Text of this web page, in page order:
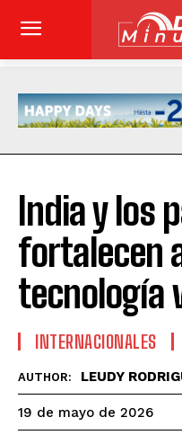
India y los
fortalecen
tecnología
INTERNACIONALES
AUTHOR: LEUDY
19 de mayo de 2026